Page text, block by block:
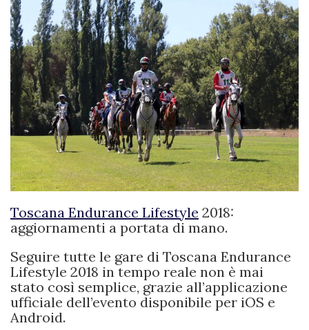
Toscana Endurance Lifestyle 2018:
aggiornamenti a portata di mano.
Seguire tutte le gare di Toscana Endurance
Lifestyle 2018 in tempo reale non è mai
stato così semplice, grazie all’applicazione
ufficiale dell’evento disponibile per iOS e
Android.